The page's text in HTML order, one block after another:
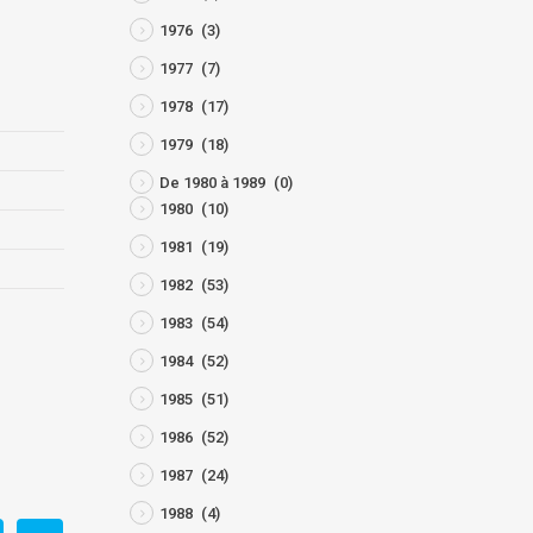
1976 (3)
1977 (7)
1978 (17)
1979 (18)
De 1980 à 1989 (0)
1980 (10)
1981 (19)
1982 (53)
1983 (54)
1984 (52)
1985 (51)
1986 (52)
1987 (24)
1988 (4)